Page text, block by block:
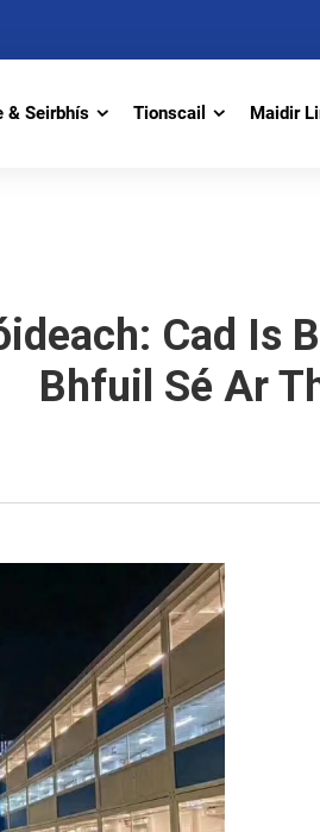
& Seirbhís Tionscail Maidir
Cad Is
Bhfuil Sé Ar